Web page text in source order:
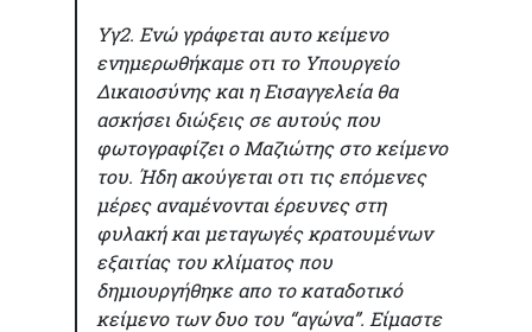
Υγ2. Ενώ γράφεται αυτο κείμενο
ενημερωθήκαμε οτι το Υπουργείο
Δικαιοσύνης και η Εισαγγελεία θα
ασκήσει διώξεις σε αυτούς που
φωτογραφίζει ο Μαζιώτης στο κείμενο
του. Ήδη ακούγεται οτι τις επόμενες
μέρες αναμένονται έρευνες στη
φυλακή και μεταγωγές κρατουμένων
εξαιτίας του κλίματος που
δημιουργήθηκε απο το καταδοτικό
κείμενο των δυο του “αγώνα”. Είμαστε